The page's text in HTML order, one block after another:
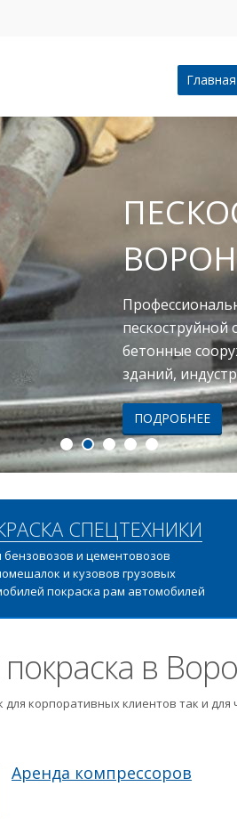
Главная
пескоструйной
бетонные
зданий,
ПОДРОБНЕЕ
СПЕЦТЕХНИКИ
бензовозов и цементовозов
и кузовов грузовых
покраска рам автомобилей
в
корпоративных клиентов так и
Аренда компрессоров